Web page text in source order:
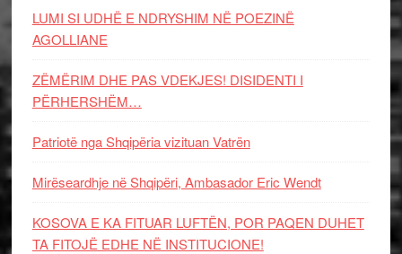
LUMI SI UDHË E NDRYSHIM NË POEZINË
AGOLLIANE
ZËMËRIM DHE PAS VDEKJES! DISIDENTI I
PËRHERSHËM…
Patriotë nga Shqipëria vizituan Vatrën
Mirëseardhje në Shqipëri, Ambasador Eric Wendt
KOSOVA E KA FITUAR LUFTËN, POR PAQEN DUHET
TA FITOJË EDHE NË INSTITUCIONE!